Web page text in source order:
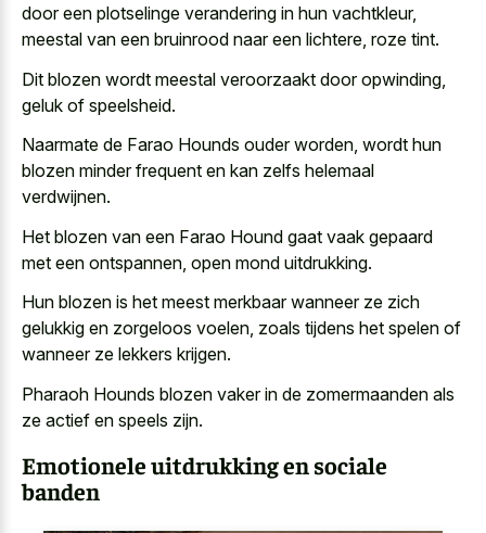
door een plotselinge verandering in hun vachtkleur,
meestal van een bruinrood naar een lichtere, roze tint.
Dit blozen wordt meestal veroorzaakt door opwinding,
geluk of speelsheid.
Naarmate de Farao Hounds ouder worden, wordt hun
blozen minder frequent en kan zelfs helemaal
verdwijnen.
Het blozen van een Farao Hound gaat vaak gepaard
met een ontspannen, open mond uitdrukking.
Hun blozen is het meest merkbaar wanneer ze zich
gelukkig en zorgeloos voelen, zoals tijdens het spelen of
wanneer ze lekkers krijgen.
Pharaoh Hounds blozen vaker in de zomermaanden als
ze actief en speels zijn.
Emotionele uitdrukking en sociale
banden